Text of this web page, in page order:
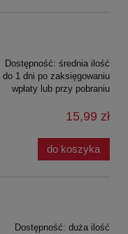
Dostępność: średnia ilość
do 1 dni po zaksięgowaniu
wpłaty lub przy pobraniu
15,99 zł
do koszyka
Dostępność: duża ilość